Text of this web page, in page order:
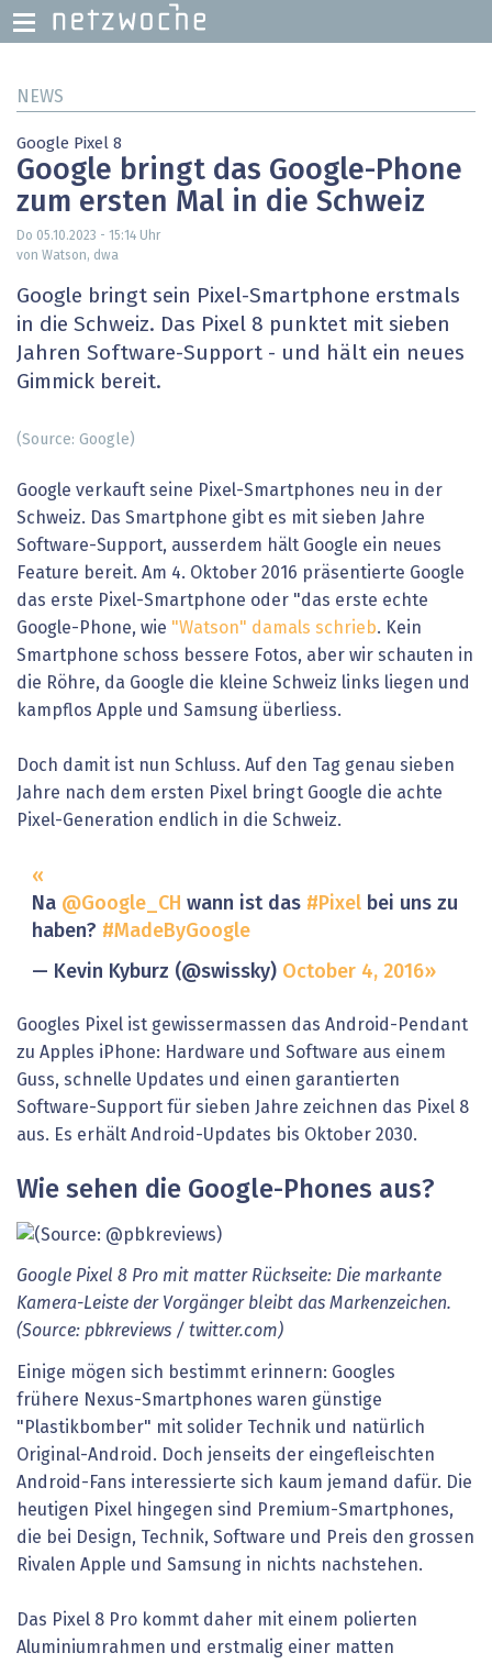
zumNEWS
Google Pixel 8
Google bringt das Google-Phone
zum ersten Mal in die Schweiz
Do 05.10.2023 - 15:14 Uhr
von Watson, dwa
Google bringt sein Pixel-Smartphone erstmals
in die Schweiz. Das Pixel 8 punktet mit sieben
Jahren Software-Support - und hält ein neues
Gimmick bereit.
(Source: Google)
Google verkauft seine Pixel-Smartphones neu in der
Schweiz. Das Smartphone gibt es mit sieben Jahre
Software-Support, ausserdem hält Google ein neues
Feature bereit. Am 4. Oktober 2016 präsentierte Google
das erste Pixel-Smartphone oder "das erste echte
Google-Phone, wie "Watson" damals schrieb. Kein
Smartphone schoss bessere Fotos, aber wir schauten in
die Röhre, da Google die kleine Schweiz links liegen und
kampflos Apple und Samsung überliess.
Doch damit ist nun Schluss. Auf den Tag genau sieben
Jahre nach dem ersten Pixel bringt Google die achte
Pixel-Generation endlich in die Schweiz.
Na @Google_CH wann ist das #Pixelbei uns zu
haben? #MadeByGoogle
— Kevin Kyburz (@swissky) October 4, 2016
Googles Pixel ist gewissermassen das Android-Pendant
zu Apples iPhone: Hardware und Software aus einem
Guss, schnelle Updates und einen garantierten
Software-Support für sieben Jahre zeichnen das Pixel 8
aus. Es erhält Android-Updates bis Oktober 2030.
Wie sehen die Google-Phones aus?
Google Pixel 8 Pro mit matter Rückseite: Die markante
Kamera-Leiste der Vorgänger bleibt das Markenzeichen.
(Source: pbkreviews / twitter.com)
Einige mögen sich bestimmt erinnern: Googles
frühere Nexus-Smartphones waren günstige
"Plastikbomber" mit solider Technik und natürlich
Original-Android. Doch jenseits der eingefleischten
Android-Fans interessierte sich kaum jemand dafür. Die
heutigen Pixel hingegen sind Premium-Smartphones,
die bei Design, Technik, Software und Preis den grossen
Rivalen Apple und Samsung in nichts nachstehen.
Das Pixel 8 Pro kommt daher mit einem polierten
Aluminiumrahmen und erstmalig einer matten